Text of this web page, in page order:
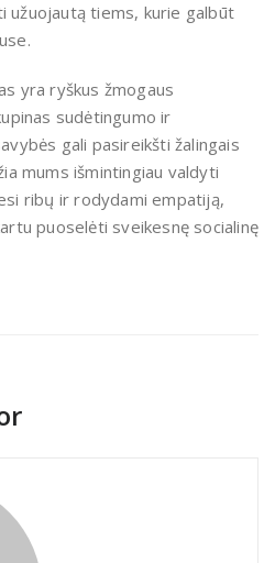
užuojautą tiems, kurie galbūt
yra ryškus žmogaus
sudėtingumo ir
gali pasireikšti žalingais
mums išmintingiau valdyti
ribų ir rodydami empatiją,
puoselėti sveikesnę socialinę